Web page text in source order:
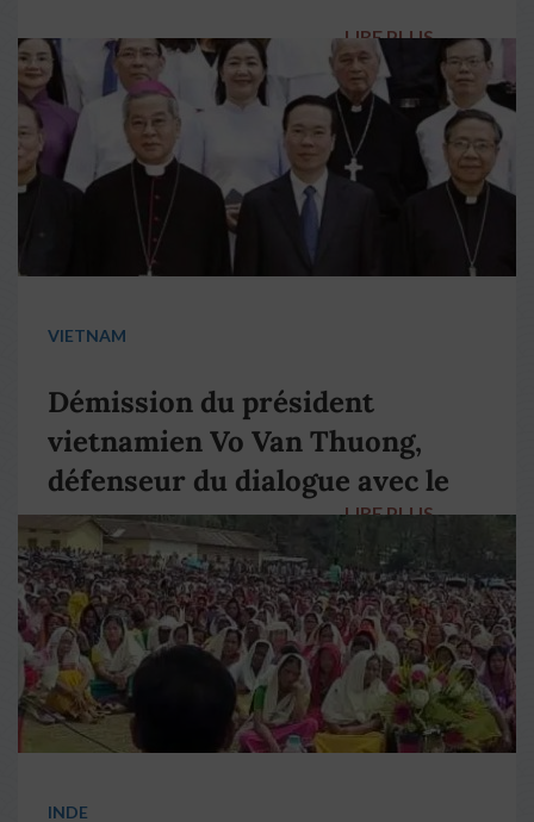
LIRE PLUS →
VIETNAM
Démission du président
vietnamien Vo Van Thuong,
défenseur du dialogue avec le
pape François
LIRE PLUS →
INDE